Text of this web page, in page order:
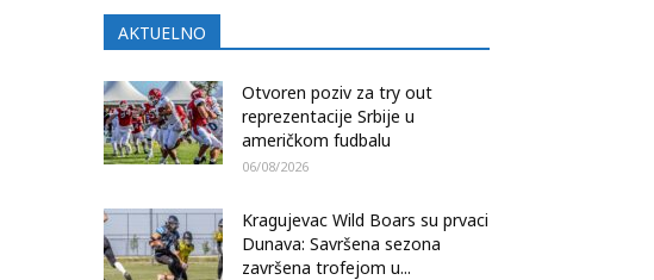
AKTUELNO
Otvoren poziv za try out
reprezentacije Srbije u
američkom fudbalu
06/08/2026
Kragujevac Wild Boars su prvaci
Dunava: Savršena sezona
završena trofejom u...